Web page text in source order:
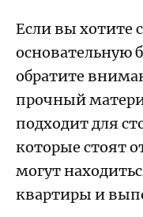
Если вы хотите
основательную
обратите
прочный
подходит для
которые стоят
могут
квартиры и